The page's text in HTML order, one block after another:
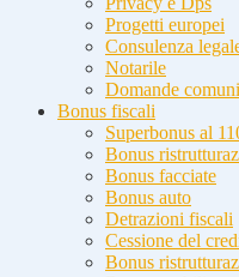
Progetti europei
Consulenza
Notarile
Domande comuni
Bonus fiscali
Superbonus al
Bonus
Bonus facciate
Bonus auto
Detrazioni fiscali
Cessione del
Bonus